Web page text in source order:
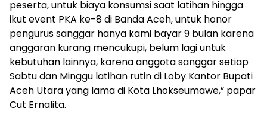
peserta, untuk biaya konsumsi saat latihan hingga
ikut event PKA ke-8 di Banda Aceh, untuk honor
pengurus sanggar hanya kami bayar 9 bulan karena
anggaran kurang mencukupi, belum lagi untuk
kebutuhan lainnya, karena anggota sanggar setiap
Sabtu dan Minggu latihan rutin di Loby Kantor Bupati
Aceh Utara yang lama di Kota Lhokseumawe,” papar
Cut Ernalita.